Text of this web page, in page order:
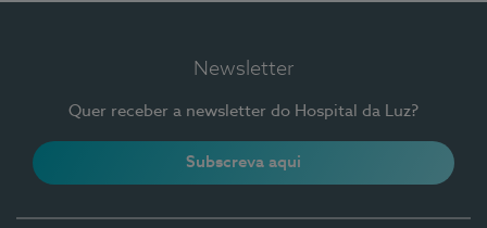
Newsletter
Quer receber a newsletter do Hospital da Luz?
Subscreva aqui